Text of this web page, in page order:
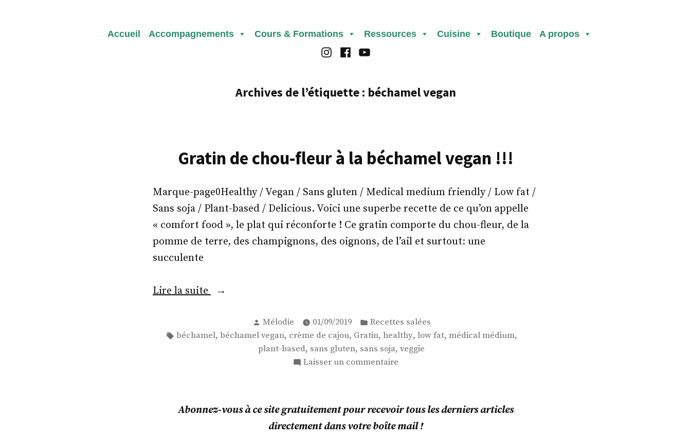
Redeviens-toi
Accueil Accompagnements Cours & Formations Ressources Cuisine Boutique A propos
Instagram
Facebook
Youtube
Archives de l’étiquette : béchamel vegan
Gratin de chou-fleur à la béchamel vegan !!!
Marque-page0Healthy / Vegan / Sans gluten / Medical medium friendly / Low fat /
Sans soja / Plant-based / Delicious. Voici une superbe recette de ce qu’on appelle
« comfort food », le plat qui réconforte ! Ce gratin comporte du chou-fleur, de la
pomme de terre, des champignons, des oignons, de l’ail et surtout: une
succulente
Lire la suite
« Gratin
fleur
vegan
Publié
par
Mélodie 01/09/2019
Publié
dans
Recettes salées
Étiquettes :
béchamel, béchamel vegan, crème de cajou, Gratin, healthy, low fat, médical médium,
plant-based, sans gluten, sans soja, veggie
Laisser un commentairesur
fleur
à
Abonnez-vous à ce site gratuitement pour recevoir tous les derniers articles
directement dans votre boîte mail !